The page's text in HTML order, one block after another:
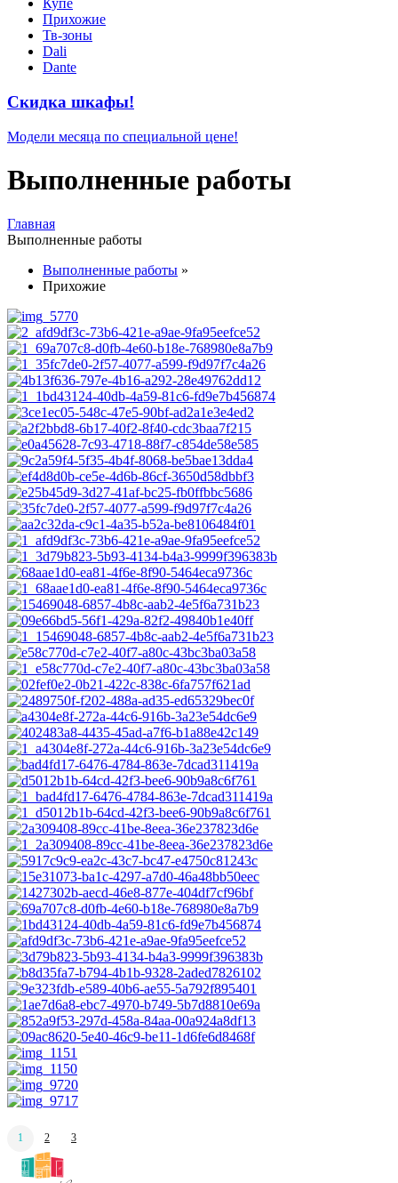
Купе
Прихожие
Тв-зоны
Dali
Dante
Скидка шкафы!
Модели месяца по специальной цене!
Выполненные работы
Главная
Выполненные работы
Выполненные работы »
Прихожие
1 2 3
Прокрутка
вверх